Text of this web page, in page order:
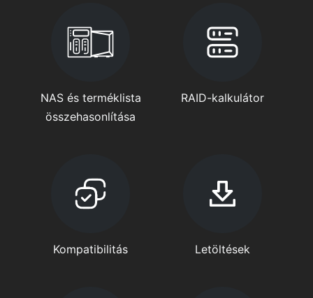
NAS és terméklista
összehasonlítása
RAID-kalkulátor
Kompatibilitás Letöltések